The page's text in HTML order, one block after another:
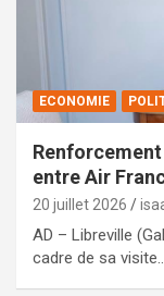
ECONOMIE
entre Air
20 juillet 2026
AD – Libreville
cadre de sa